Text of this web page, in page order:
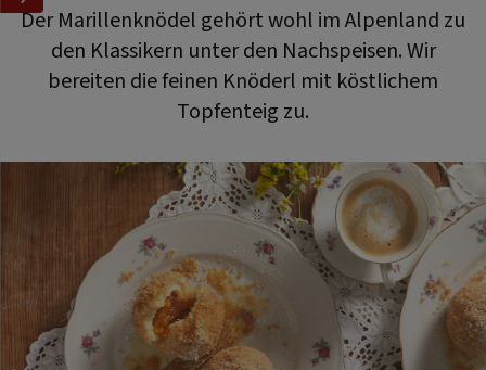
Der Marillenknödel gehört wohl im Alpenland zu
den Klassikern unter den Nachspeisen. Wir
bereiten die feinen Knöderl mit köstlichem
Topfenteig zu.